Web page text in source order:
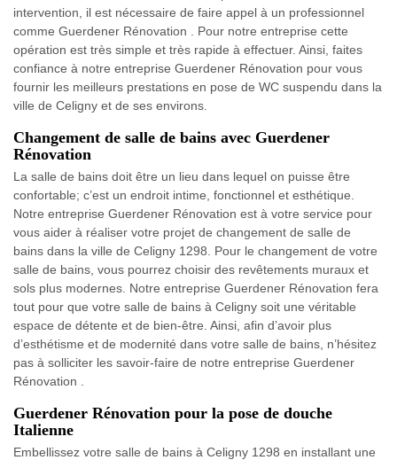
intervention, il est nécessaire de faire appel à un professionnel
comme Guerdener Rénovation . Pour notre entreprise cette
opération est très simple et très rapide à effectuer. Ainsi, faites
confiance à notre entreprise Guerdener Rénovation pour vous
fournir les meilleurs prestations en pose de WC suspendu dans la
ville de Celigny et de ses environs.
Changement de salle de bains avec Guerdener
Rénovation
La salle de bains doit être un lieu dans lequel on puisse être
confortable; c’est un endroit intime, fonctionnel et esthétique.
Notre entreprise Guerdener Rénovation est à votre service pour
vous aider à réaliser votre projet de changement de salle de
bains dans la ville de Celigny 1298. Pour le changement de votre
salle de bains, vous pourrez choisir des revêtements muraux et
sols plus modernes. Notre entreprise Guerdener Rénovation fera
tout pour que votre salle de bains à Celigny soit une véritable
espace de détente et de bien-être. Ainsi, afin d’avoir plus
d’esthétisme et de modernité dans votre salle de bains, n’hésitez
pas à solliciter les savoir-faire de notre entreprise Guerdener
Rénovation .
Guerdener Rénovation pour la pose de douche
Italienne
Embellissez votre salle de bains à Celigny 1298 en installant une